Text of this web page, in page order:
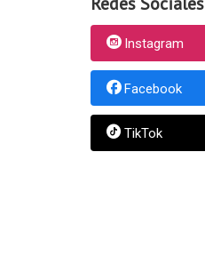
Instagram
Facebook
TikTok